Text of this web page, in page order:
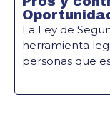
La Ley de
herramienta
personas que